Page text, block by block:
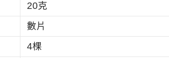
20克
數片
4棵